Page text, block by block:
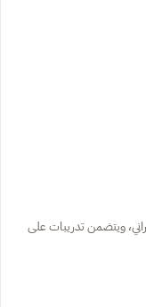
ويتضمن تدريبات على